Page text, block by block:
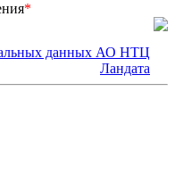
*
данных АО НТЦ
Ландата